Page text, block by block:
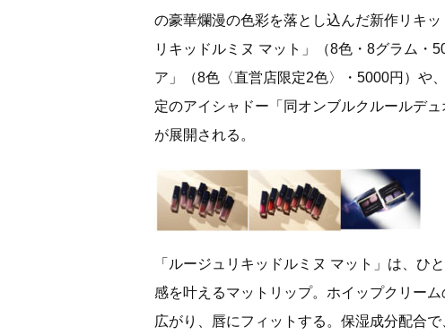
の豪華爛漫の色彩を落とし込んだ新作リキ
リキッドルミヌ マット」（8色・8グラム・
ア」（8色〈直営店限定2色〉・5000円）や
定のアイシャドー「同オンブルクルールデ
が展開される。
「ルージュリキッドルミヌ マット」は、ひ
感を叶えるマットリップ。ホイップクリー
広がり、唇にフィットする。保湿成分配合で